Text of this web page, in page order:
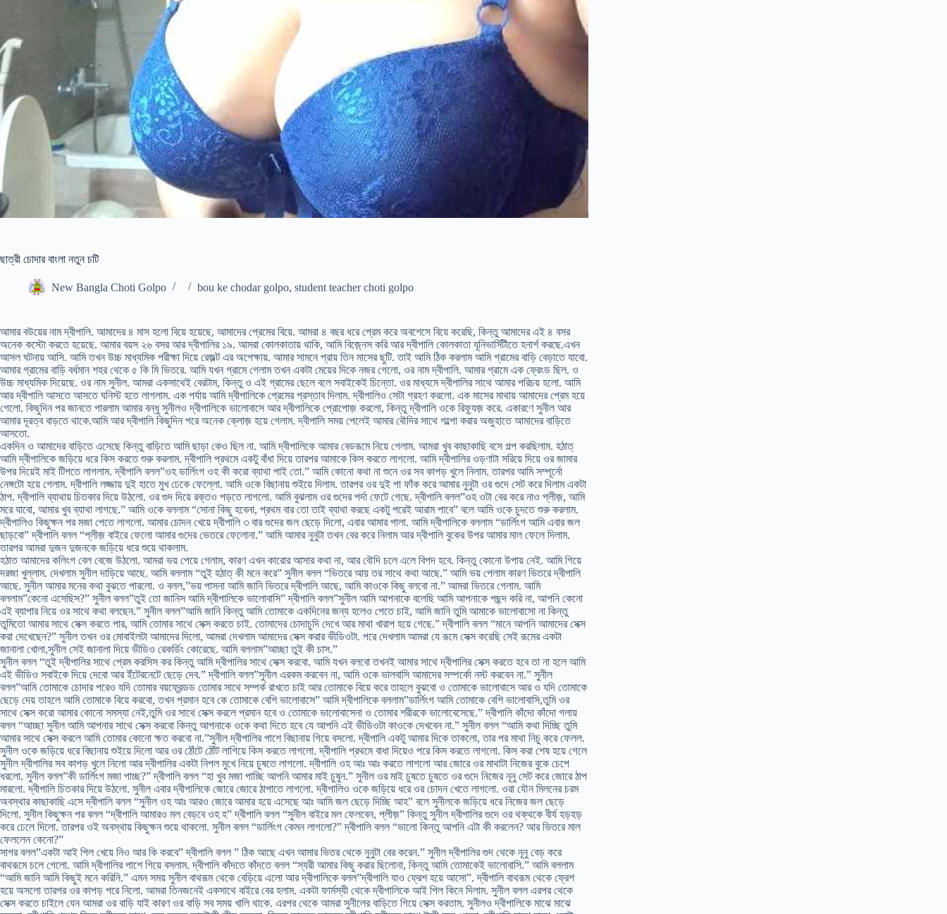
ছাত্রী চোদার বাংলা নতুন চটি
New Bangla Choti Golpo bou ke chodar golpo, student teacher choti golpo
আমার বউয়ের নাম দ্বীপালি. আমাদের ৪ মাস হলো বিয়ে হয়েছে, আমাদের প্রেমের বিয়ে. আমরা ৪ বছর ধরে প্রেম করে অবশেসে বিয়ে করেছি, কিন্তু আমাদের এই ৪ বসর
অনেক কস্টো করতে হয়েছে. আমার বয়স ২৬ বসর আর দ্বীপালির ১৯. আমরা কোলকাতায় থাকি, আমি বিজ়্নেস করি আর দ্বীপালি কোলকাতা যূনিভার্সিটীতে হনার্শ করছে.এখন
আসল ঘটনায় আসি. আমি তখন উচ্চ মাধ্যমিক পরীক্ষা দিয়ে রেজ়ল্ট এর অপেক্ষায়. আমার সামনে প্রায় তিন মাসের ছুটি. তাই আমি ঠিক করলাম আমি গ্রামের বাড়ি বেড়াতে যাবো.
আমার গ্রামের বাড়ি বর্ধমান শহর থেকে ৫ কি মি ভিতরে. আমি যখন গ্রামে গেলাম তখন একটা মেয়ের দিকে নজর গেলো, ওর নাম দ্বীপালি. আমার গ্রামে এক ফ্রেংড ছিল. ও
উচ্চ মাধ্যমিক দিয়েছে. ওর নাম সুনীল. আমরা একসাথেই বেরটাম, কিন্তু ও এই গ্রামের ছেলে বলে সবাইকেই চিন্তো. ওর মাধ্যমে দ্বীপালির সাথে আমার পরিচয় হলো. আমি
আর দ্বীপালি আসতে আসতে ঘনিস্ট হতে লাগলাম. এক পর্যায় আমি দ্বীপালিকে প্রেমের প্রস্তাব দিলাম. দ্বীপালিও সেটা গ্রহণ করলো. এক মাসের মাথায় আমাদের প্রেম হয়ে
গেলো. কিছুদিন পর জানতে পারলাম আমার বন্ধু সুনীলও দ্বীপালিকে ভালোবাসে আর দ্বীপালিকে প্রোপোজ় করলো, কিন্তু দ্বীপালি ওকে রিফ্যূজ় করে. একারণে সুনীল আর
আমার দূরত্ব বাড়তে থাকে.আমি আর দ্বীপালি কিছুদিন পরে অনেক ক্লোজ় হয়ে গেলাম. দ্বীপালি সময় পেলেই আমার বৌদির সাথে গল্পো করার অজুহাতে আমাদের বাড়িতে
আসতো.
একদিন ও আমাদের বাড়িতে এসেছে কিন্তু বাড়িতে আমি ছাড়া কেও ছিল না. আমি দ্বীপালিকে আমার বেডরূমে নিয়ে গেলাম. আমরা খুব কাছাকাছি বসে গল্প করছিলাম. হঠাত্
আমি দ্বীপালিকে জড়িয়ে ধরে কিস করতে শুরু করলাম. দ্বীপালি প্রথমে একটু বাঁধা দিয়ে তারপর আমাকে কিস করতে লাগলো. আমি দ্বীপালির ওড়ণাটা সরিয়ে দিয়ে ওর জামার
উপর দিয়েই মাই টিপতে লাগলাম. দ্বীপালি বলল”ওহ ডার্লিংগ ওহ কী করো ব্যাথা পাই তো.” আমি কোনো কথা না শুনে ওর সব কাপড় খুলে নিলাম. তারপর আমি সম্পূর্নো
নেঙ্গটো হয়ে গেলাম. দ্বীপালি লজ্জায় দুই হাতে মুখ ঢেকে ফেল্লো. আমি ওকে বিছানায় শুইয়ে দিলাম. তারপর ওর দুই পা ফাঁক করে আমার নুনুটা ওর গুদে সেট করে দিলাম একটা
ঠাপ. দ্বীপালি ব্যাথায় চিতকার দিয়ে উঠলো. ওর গুদ দিয়ে রক্তও পড়তে লাগলো. আমি বুঝলাম ওর গুদের পর্দা ফেটে গেছে. দ্বীপালি বলল”ওহ ওটা বের করে নাও প্লীজ়, আমি
মরে যাবো, আমার খুব ব্যাথা লাগছে.” আমি ওকে বললাম “সোনা কিছু হবেনা, প্রথম বার তো তাই ব্যাথা করছে একটু পরেই আরাম পাবে” বলে আমি ওকে চুদতে শুরু করলাম.
দ্বীপালিও কিছুক্ষন পর মজা পেতে লাগলো. আমার চোদন খেয়ে দ্বীপালি ৩ বার গুদের জল ছেড়ে দিলো, এবার আমার পালা. আমি দ্বীপালিকে বললাম “ডার্লিংগ আমি এবার জল
ছাড়বো” দ্বীপালি বলল “প্লীজ় বাইরে ফেলো আমার গুদের ভেতরে ফেলোনা.” আমি আমার নুনুটা তখন বের করে নিলাম আর দ্বীপালি বুকের উপর আমার মাল ফেলে দিলাম.
তারপর আমরা দুজন দুজনকে জড়িয়ে ধরে শুয়ে থাকলাম.
হঠাত আমাদের কলিংগ বেল বেজে উঠলো. আমরা ভয় পেয়ে গেলাম, কারণ এখন কারোর আসার কথা না, আর বৌদি চলে এলে বিপদ হবে. কিন্তু কোনো উপায় নেই. আমি গিয়ে
দরজা খুল্লাম. দেখলাম সুনীল দাড়িয়ে আছে. আমি বললাম “তুই হঠাত্ কী মনে করে” সুনীল বলল “ভিতরে আয় তর সাথে কথা আছে.” আমি ভয় পেলাম কারণ ভিতরে দ্বীপালি
আছে. সুনীল আমার মনের কথা বুঝতে পারলো. ও বলল,”ভয় পাসনা আমি জানি ভিতরে দ্বীপালি আছে, আমি কাওকে কিছু বলবো না.” আমরা ভিতরে গেলাম. আমি
বললাম”কেনো এসেছিস?” সুনীল বলল”তুই তো জানিস আমি দ্বীপালিকে ভালোবাসি” দ্বীপালি বলল”সুনীল আমি আপনাকে বলেছি আমি আপনাকে পছন্দ করি না, আপনি কেনো
এই ব্যাপার নিয়ে ওর সাথে কথা বলছেন.” সুনীল বলল”আমি জানি কিন্তু আমি তোমাকে একদিনের জন্য হলেও পেতে চাই, আমি জানি তুমি আমাকে ভালোবাসো না কিন্তু
তুমিতো আমার সাথে সেক্স করতে পার, আমি তোমার সাথে সেক্স করতে চাই. তোমাদের চোদাচুদি দেখে আর মাথা খারাপ হয়ে গেছে.” দ্বীপালি বলল “মানে আপনি আমাদের সেক্স
করা দেখেছেন?” সুনীল তখন ওর মোবাইলটা আমাদের দিলো, আমরা দেখলাম আমাদের সেক্স করার ভীডিওটা. পরে দেখলাম আমরা যে রূমে সেক্স করেছি সেই রূমের একটা
জানালা খোলা,সুনীল সেই জানালা দিয়ে ভীডিও রেকর্ডিং কোরেছে. আমি বললাম”আচ্ছা তুই কী চাস.”
সুনীল বলল “তুই দ্বীপালির সাথে প্রেম করসিস কর কিন্তু আমি দ্বীপালির সাথে সেক্স করবো. আমি যখন বলবো তখনই আমার সাথে দ্বীপালির সেক্স করতে হবে তা না হলে আমি
এই ভীডিও সবাইকে দিয়ে দেবো আর ইঁটেরনেটে ছেড়ে দেব.” দ্বীপালি বলল”সুনীল এরকম করবেন না, আমি ওকে ভালবাসি আমাদের সম্পর্কো নস্ট করবেন না.” সুনীল
বলল”আমি তোমাকে চোদার পরেও যদি তোমার বয়ফ্রেন্ডড তোমার সাথে সম্পর্ক রাখতে চাই আর তোমাকে বিয়ে করে তাহলে বুঝবো ও তোমাকে ভালোবাসে আর ও যদি তোমাকে
ছেড়ে দেয় তাহলে আমি তোমাকে বিয়ে করবো, তখন প্রমান হবে কে তোমাকে বেশি ভালোবাসে” আমি দ্বীপালিকে বললাম”ডার্লিংগ আমি তোমাকে বেশি ভালোবাসি,তুমি ওর
সাথে সেক্স করো আমার কোনো সমস্যা নেই,তুমি ওর সাথে সেক্স করলে প্রমান হবে ও তোমাকে ভালোবাসেনা ও তোমার শরীরকে ভালোবেসেছে.” দ্বীপালি কাঁদো কাঁদো গলায়
বলল “আচ্ছা সুনীল আমি আপনার সাথে সেক্স করবো কিন্তু আপনাকে ওকে কথা দিতে হবে যে আপনি এই ভীডিওটা কাওকে দেখবেন না.” সুনীল বলল “আমি কথা দিচ্ছি তুমি
আমার সাথে সেক্স করলে আমি তোমার কোনো ক্ষত করবো না.”সুনীল দ্বীপালির পাশে বিছানায় গিয়ে বসলো. দ্বীপালি একটু আমার দিকে তাকলো, তার পর মাথা নিচু করে ফেলল.
সুনীল ওকে জড়িয়ে ধরে বিছানায় শুইয়ে দিলো আর ওর ঠোঁটে ঠোঁট লাগিয়ে কিস করতে লাগলো. দ্বীপালি প্রথমে বাধা দিয়েও পরে কিস করতে লাগলো. কিস করা শেষ হয়ে গেলে
সুনীল দ্বীপালির সব কাপড় খুলে নিলো আর দ্বীপালির একটা নিপল মুখে নিয়ে চুষতে লাগলো. দ্বীপালি ওহ আঃ আঃ করতে লাগলো আর জোরে ওর মাথাটা নিজের বুকে চেপে
ধরলো. সুনীল বলল”কী ডার্লিংগ মজা পাচ্ছ?” দ্বীপালি বলল “হা খুব মজা পাচ্ছি আপনি আমার মাই চুষুন.” সুনীল ওর মাই চুষতে চুষতে ওর গুদে নিজের নূনু সেট করে জোরে ঠাপ
মারলো. দ্বীপালি চিতকার দিয়ে উঠলো. সুনীল এবার দ্বীপালিকে জোরে জোরে ঠাপাতে লাগলো. দ্বীপালিও ওকে জড়িয়ে ধরে ওর চোদন খেতে লাগলো. ওরা যৌন মিলনের চরম
অবস্থার কাছাকাছি এসে দ্বীপালি বলল “সুনীল ওহ আঃ আরও জোরে আমার হয়ে এসেছে আঃ আমি জল ছেড়ে দিচ্ছি আহ” বলে সুনীলকে জড়িয়ে ধরে নিজের জল ছেড়ে
দিলো. সুনীল কিছুক্ষন পর বলল “দ্বীপালি আমারও মল বেড়বে ওহ হ” দ্বীপালি বলল “সুনীল বাইরে মল ফেলবেন, প্লীজ়” কিন্তু সুনীল দ্বীপালির গুদে ওর থক্‌থকে বীর্য হড়হড়
করে ঢেলে দিলো. তারপর ওই অবস্থায় কিছুক্ষন শুয়ে থাকলো. সুনীল বলল “ডার্লিংগ কেমন লাগলো?” দ্বীপালি বলল “ভালো কিন্তু আপনি এটা কী করলেন? আর ভিতরে মাল
ফেললেন কেনো?”
সাগর বলল”একটা আই পিল খেয়ে নিও আর কি করবে” দ্বীপালি বলল ” ঠিক আছে এখন আমার ভিতর থেকে নুনুটা বের করেন.” সুনীল দ্বীপালির গুদ থেকে নূনু বেড় করে
বাথরূমে চলে গেলো. আমি দ্বীপালির পাশে গিয়ে বসলাম. দ্বীপালি কাঁদতে কাঁদতে বলল “স্যরী আমার কিছু করার ছিলোনা, কিন্তু আমি তোমাকেই ভালোবাসি.” আমি বললাম
“আমি জানি আমি কিছুই মনে করিনি.” এমন সময় সুনীল বাথরূম থেকে বেড়িয়ে এলো আর দ্বীপালিকে বলল”দ্বীপালি যাও ফ্রেশ হয়ে আসো”. দ্বীপালি বাথরূম থেকে ফ্রেশ
হয়ে অসলো তারপর ওর কাপড় পরে নিলো. আমরা তিনজনেই একসাথে বাইরে বের হলাম. একটা ফার্মস্যী থেকে দ্বীপালিকে আই পিল কিনে দিলাম. সুনীল বলল এরপর থেকে
সেক্স করতে চাইলে যেন আমরা ওর বাড়ি যাই কারণ ওর বাড়ি সব সময় খালি থাকে. এরপর থেকে আমরা সুনীলের বাড়িতে গিয়ে সেক্স করতাম. সুনীলও দ্বীপালিকে মাঝে মাঝে